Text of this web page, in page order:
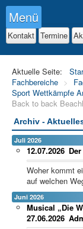
Kontakt Termine
Menü
Aktuelle Seite:
Fachbereiche >
Sport Wettkämpfe
Back to back
Archiv -
Juli 2026
12.07.2026
Woher kommt
auf welchen
Juni 2026
Musical „Die
27.06.2026